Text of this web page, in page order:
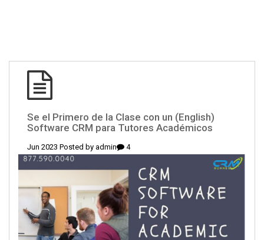
(English) Se el Primero de la Clase con un
Software CRM para Tutores Académicos
4 Jun 2023 Posted by
admin